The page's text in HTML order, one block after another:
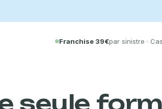
Franchise 39€par sinistre ·
seule